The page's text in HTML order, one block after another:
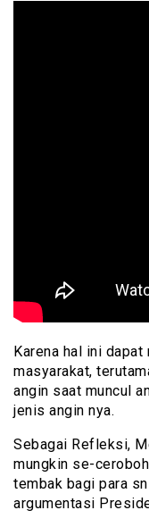
Karena hal ini
masyarakat,
angin saat muncul
jenis angin nya.
Sebagai Refleksi,
mungkin se-
tembak bagi para
argumentasi